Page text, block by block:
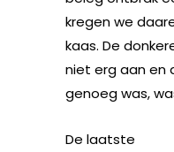
kregen we
kaas. De
niet erg aan en
genoeg was,
De laatste